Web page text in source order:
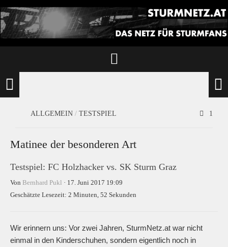
ALLGEMEIN / TESTSPIEL 1
Matinee der besonderen Art
Testspiel: FC Holzhacker vs. SK Sturm Graz
Von Bernhard Pukl · 17. Juni 2017 19:09
Geschätzte Lesezeit: 2 Minuten, 52 Sekunden
Wir erinnern uns: Vor zwei Jahren, SturmNetz.at war nicht
einmal in den Kinderschuhen, sondern eigentlich noch in